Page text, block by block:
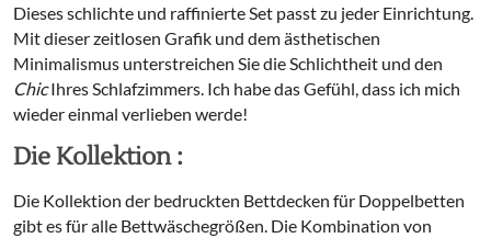
Dieses schlichte und raffinierte Set passt zu jeder Einrichtung.
Mit dieser zeitlosen Grafik und dem ästhetischen
Minimalismus unterstreichen Sie die Schlichtheit und den
ChicIhres Schlafzimmers. Ich habe das Gefühl, dass ich mich
wieder einmal verlieben werde!
Die Kollektion :
Die Kollektion der bedruckten Bettdecken für Doppelbetten
gibt es für alle Bettwäschegrößen. Die Kombination von